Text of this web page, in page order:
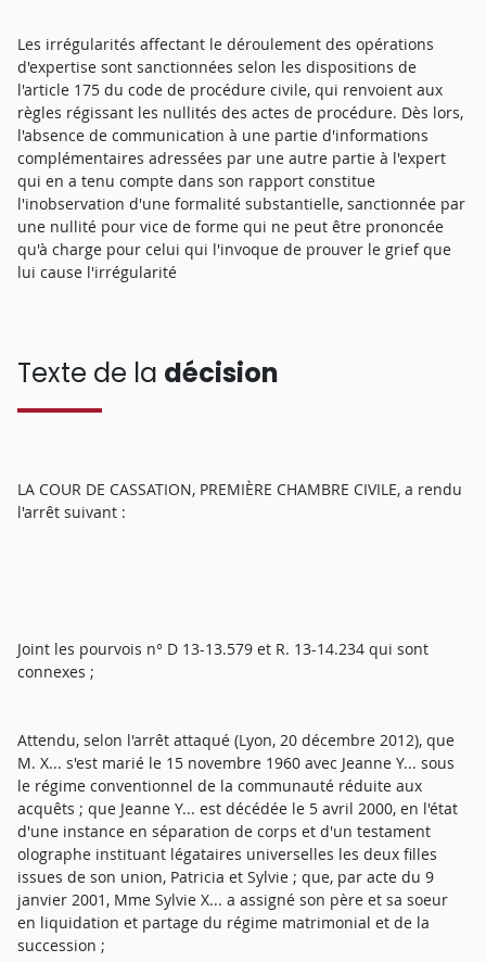
Les irrégularités affectant le déroulement des opérations
d'expertise sont sanctionnées selon les dispositions de
l'article 175 du code de procédure civile, qui renvoient aux
règles régissant les nullités des actes de procédure. Dès lors,
l'absence de communication à une partie d'informations
complémentaires adressées par une autre partie à l'expert
qui en a tenu compte dans son rapport constitue
l'inobservation d'une formalité substantielle, sanctionnée par
une nullité pour vice de forme qui ne peut être prononcée
qu'à charge pour celui qui l'invoque de prouver le grief que
lui cause l'irrégularité
Texte de la décision
LA COUR DE CASSATION, PREMIÈRE CHAMBRE CIVILE, a rendu
l'arrêt suivant :
Joint les pourvois n° D 13-13.579 et R. 13-14.234 qui sont
connexes ;
Attendu, selon l'arrêt attaqué (Lyon, 20 décembre 2012), que
M. X... s'est marié le 15 novembre 1960 avec Jeanne Y... sous
le régime conventionnel de la communauté réduite aux
acquêts ; que Jeanne Y... est décédée le 5 avril 2000, en l'état
d'une instance en séparation de corps et d'un testament
olographe instituant légataires universelles les deux filles
issues de son union, Patricia et Sylvie ; que, par acte du 9
janvier 2001, Mme Sylvie X... a assigné son père et sa soeur
en liquidation et partage du régime matrimonial et de la
succession ;